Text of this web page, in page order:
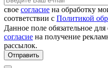
свое согласие на обработку
соответствии с Политикой
Данное поле обязательное
согласие на получение
рассылок.